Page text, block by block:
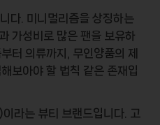
다. 미니멀리즘을 상징하는
가성비로 많은 팬을 보유하
터 의류까지, 무인양품의 제
보아야 할 법칙 같은 존재입
라는 뷰티 브랜드입니다. 고